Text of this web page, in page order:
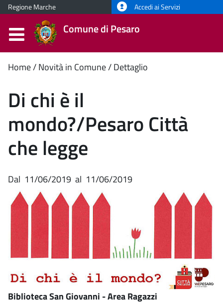
Regione Marche Accedi ai Servizi
Comune di Pesaro
Contenuto
principale
Home Novità in Comune Dettaglio
Di chi è il
mondo?/Pesaro Città
che legge
Dal 11/06/2019 al 11/06/2019
Biblioteca San Giovanni - Area Ragazzi